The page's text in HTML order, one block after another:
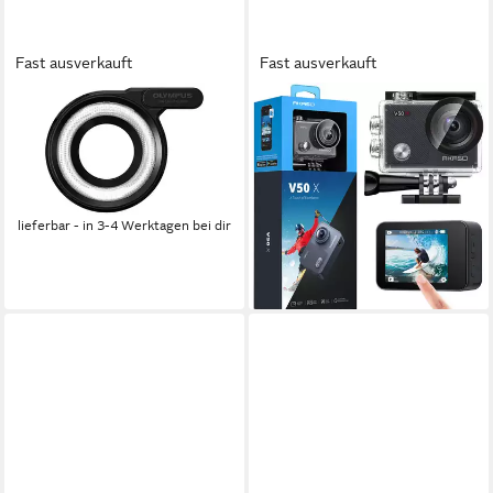
Fast ausverkauft
OM SYSTEM
LG-1 LED für z.B. TG-1, TG-2,
TG-3, TG-4, TG-5, TG
Blitzgerät
39,99 €
lieferbar - in 3-4 Werktagen bei dir
Fast ausverkauft
AKASO
V50 X Action Cam (4K Ultra
HD, wasserdicht bis zu 40m,
LDC, EIS, WDR,
Fernbedienung)
124,99 € 187,49 €
-33%
lieferbar - in 2-3 Werktagen bei dir